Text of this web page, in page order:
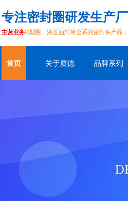
专注密封圈研发生产
主营业务O型圈、液压油封等全系列密封件产品
首页 关于质德 品牌系列